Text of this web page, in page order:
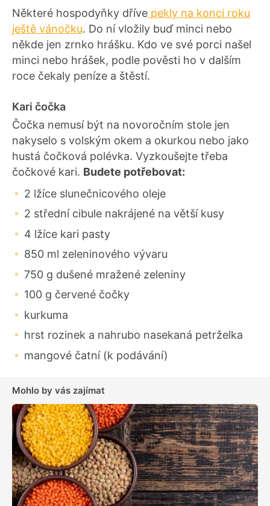
Některé hospodyňky dříve pekly na konci roku
ještě vánočku. Do ní vložily buď minci nebo
někde jen zrnko hrášku. Kdo ve své porci našel
minci nebo hrášek, podle pověsti ho v dalším
roce čekaly peníze a štěstí.
Kari čočka
Čočka nemusí být na novoročním stole jen
nakyselo s volským okem a okurkou nebo jako
hustá čočková polévka. Vyzkoušejte třeba
čočkové kari. Budete potřebovat:
2 lžíce slunečnicového oleje
2 střední cibule nakrájené na větší kusy
4 lžíce kari pasty
850 ml zeleninového vývaru
750 g dušené mražené zeleniny
100 g červené čočky
kurkuma
hrst rozinek a nahrubo nasekaná petrželka
mangové čatní (k podávání)
Mohlo by vás zajímat